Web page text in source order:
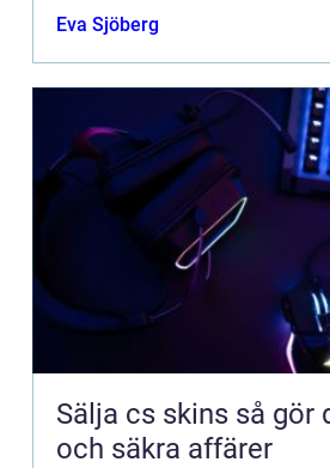
Eva Sjöberg
Sälja cs skins så gör du smarta
och säkra affärer